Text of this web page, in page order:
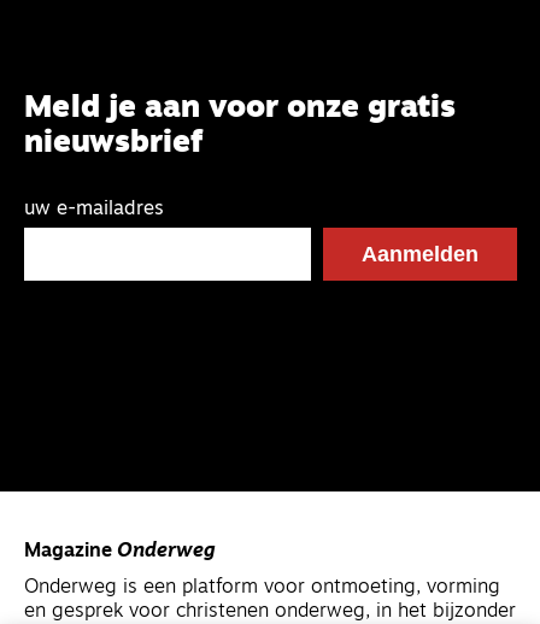
Meld je aan voor onze gratis
nieuwsbrief
uw e-mailadres
Magazine Onderweg
Onderweg is een platform voor ontmoeting, vorming
en gesprek voor christenen onderweg, in het bijzonder